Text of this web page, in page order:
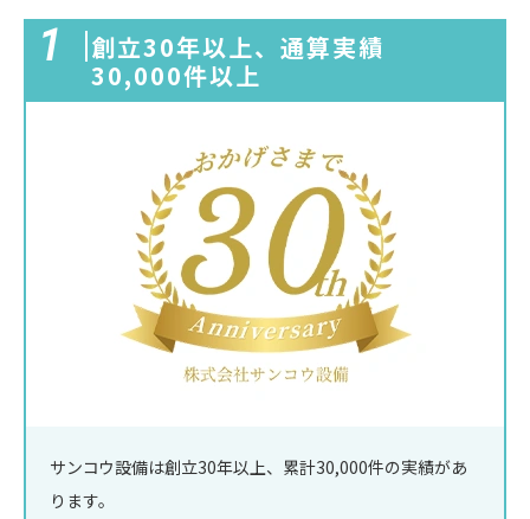
1 創立30年以上、通算実績
30,000件以上
サンコウ設備は創立30年以上、累計30,000件の実績があ
ります。